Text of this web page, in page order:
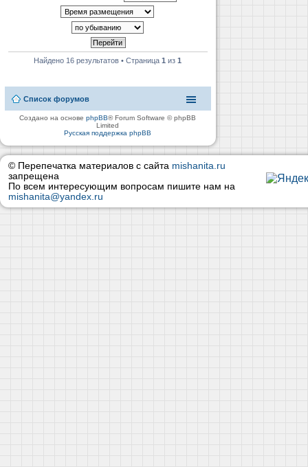
Найдено 16 результатов • Страница1 из1
Список форумов
Создано на основеphpBB® Forum Software © phpBB
Limited
Русская поддержка phpBB
© Перепечатка материалов с сайта mishanita.ru
запрещена
По всем интересующим вопросам пишите нам на
mishanita@yandex.ru